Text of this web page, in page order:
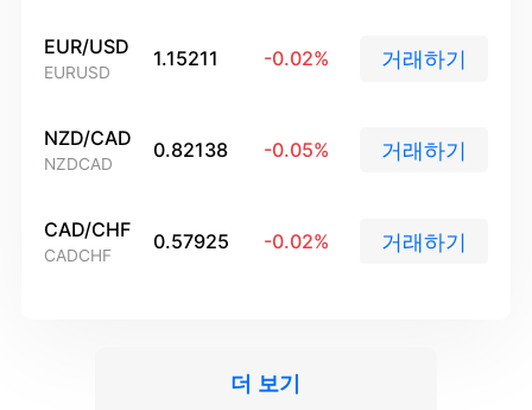
Português
العربية
繁體中文
EUR/USD
EURUSD
1.15211 -0.02% 거래하기
NZD/CAD
NZDCAD
0.82138 -0.05% 거래하기
CAD/CHF
CADCHF
0.57925 -0.02% 거래하기
더 보기